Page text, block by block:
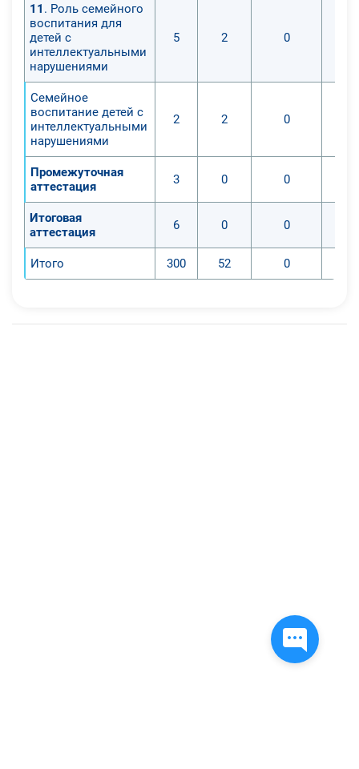
11 . Роль семейного
воспитания для
детей с
интеллектуальными
нарушениями
5 2 0
Семейное
воспитание детей с
интеллектуальными
нарушениями
2 2 0
Промежуточная
аттестация
3 0 0
Итоговая
аттестация
6 0 0
Итого 300 52 0